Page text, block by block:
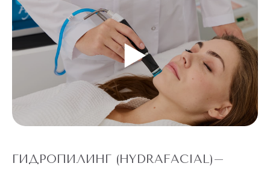
закупоренные поры, уменьшить выраженность морщин и
пигментации. Но многие пациенты отмечают улучшение
текстуры и ровный тон кожи уже после одного сеанса, а
эффект увлажненной, свежей, отдохнувшей кожи
сохраняется больше недели – и это всего за один раз!
Стоит того, чтобы попробовать!
ГИДРОПИЛИНГ (HYDRAFACIAL)–